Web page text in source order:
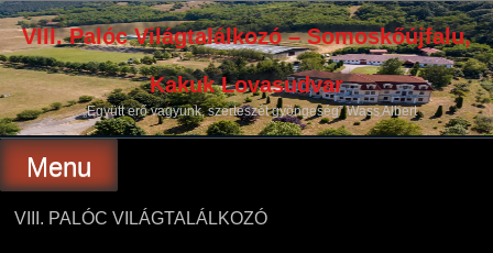
Skip
to
contentVIII. Palóc Világtalálkozó – Somoskőújfalu,
Kakuk Lovasudvar
„Együtt erő vagyunk, szerteszét gyöngeség” Wass Albert
Menu
VIII. PALÓC VILÁGTALÁLKOZÓ